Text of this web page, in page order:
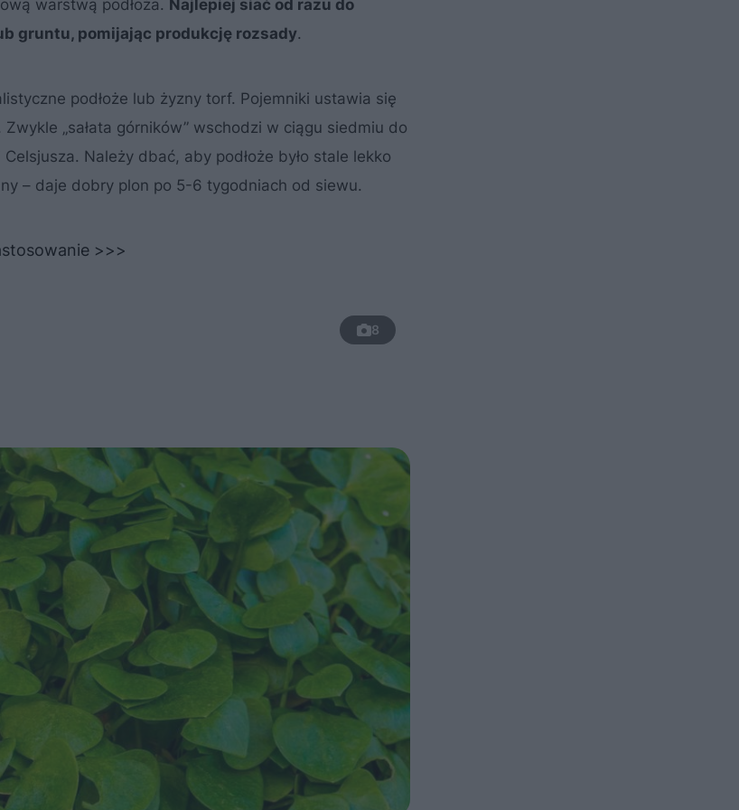
warstwą podłoża. Najlepiej siać od razu do
gruntu, pomijając produkcję rozsady.
podłoże lub żyzny torf. Pojemniki ustawia się
„sałata górników” wschodzi w ciągu siedmiu do
Należy dbać, aby podłoże było stale lekko
– daje dobry plon po 5-6 tygodniach od siewu.
>>>
8